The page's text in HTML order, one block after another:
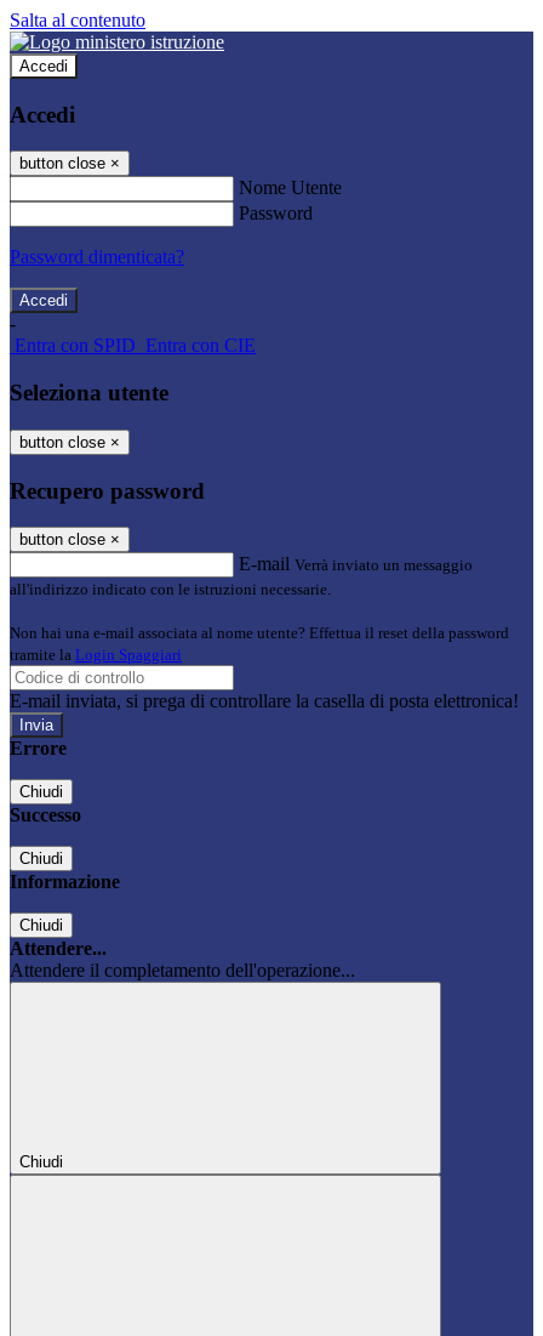
Salta al contenuto
Accedi
Accedi
button close ×
Nome Utente
Password
Password dimenticata?
-
Entra con SPID Entra con CIE
Seleziona utente
button close ×
Recupero password
button close ×
E-mail Verrà inviato un messaggio
all'indirizzo indicato con le istruzioni necessarie.
Non hai una e-mail associata al nome utente? Effettua il reset della password
tramite la Login Spaggiari
E-mail inviata, si prega di controllare la casella di posta elettronica!
Errore
Chiudi
Successo
Chiudi
Informazione
Chiudi
Attendere...
Attendere il completamento dell'operazione...
Chiudi